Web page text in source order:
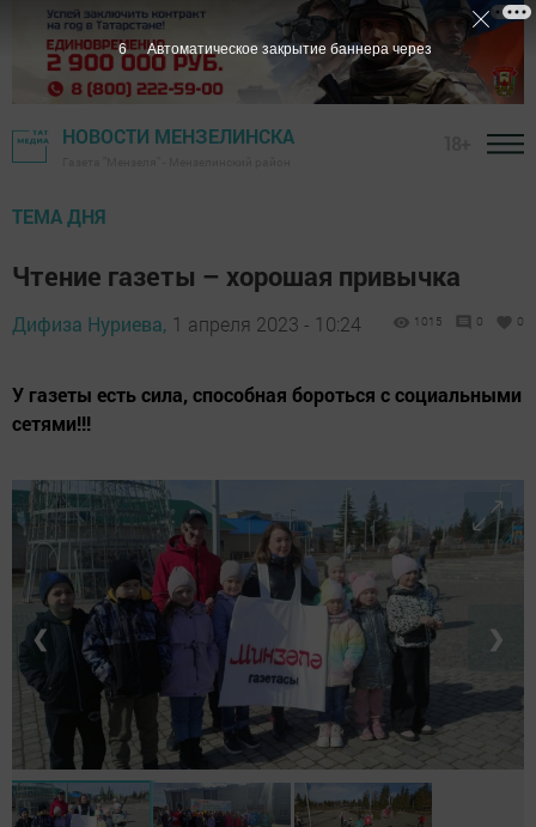
НОВОСТИ МЕНЗЕЛИНСКА
ТЕМА ДНЯ
Чтение газеты – хорошая привычка
Дифиза Нуриева, 1 апреля 2023 - 10:24 1015 0 0
У газеты есть сила, способная бороться с социальными
сетями!!!
❮ ❯
5 Автоматическое закрытие баннера через